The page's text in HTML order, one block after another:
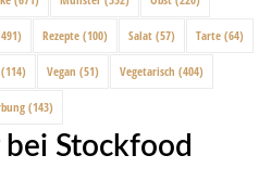
Rezepte (100) Salat (57) Tarte (64)
(114) Vegan (51) Vegetarisch (404)
(143)
bei Stockfood